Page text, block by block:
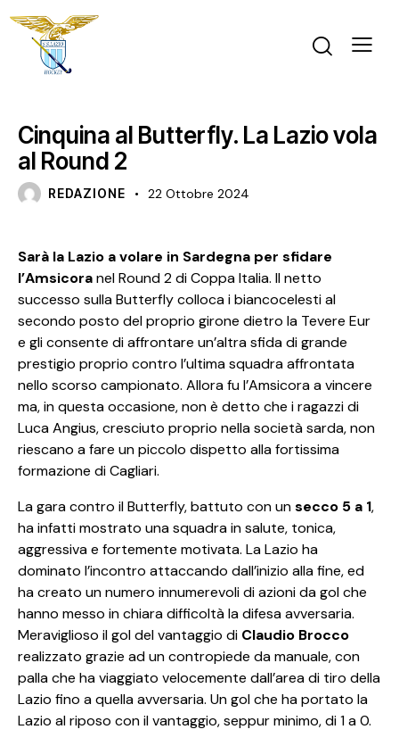
Cinquina al Butterfly. La Lazio vola
al Round 2
REDAZIONE 22 Ottobre 2024
Sarà la Lazio a volare in Sardegna per sfidare
l’Amsicoranel Round 2 di Coppa Italia. Il netto
successo sulla Butterfly colloca i biancocelesti al
secondo posto del proprio girone dietro la Tevere Eur
e gli consente di affrontare un’altra sfida di grande
prestigio proprio contro l’ultima squadra affrontata
nello scorso campionato. Allora fu l’Amsicora a vincere
ma, in questa occasione, non è detto che i ragazzi di
Luca Angius, cresciuto proprio nella società sarda, non
riescano a fare un piccolo dispetto alla fortissima
formazione di Cagliari.
La gara contro il Butterfly, battuto con unsecco 5 a 1,
ha infatti mostrato una squadra in salute, tonica,
aggressiva e fortemente motivata. La Lazio ha
dominato l’incontro attaccando dall’inizio alla fine, ed
ha creato un numero innumerevoli di azioni da gol che
hanno messo in chiara difficoltà la difesa avversaria.
Meraviglioso il gol del vantaggio di Claudio Brocco
realizzato grazie ad un contropiede da manuale, con
palla che ha viaggiato velocemente dall’area di tiro della
Lazio fino a quella avversaria. Un gol che ha portato la
Lazio al riposo con il vantaggio, seppur minimo, di 1 a 0.